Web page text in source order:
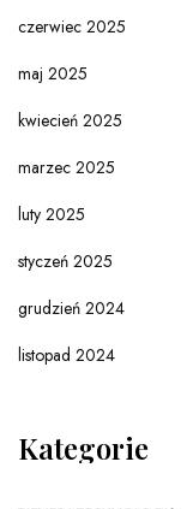
czerwiec 2025
maj 2025
kwiecień 2025
marzec 2025
luty 2025
styczeń 2025
grudzień 2024
listopad 2024
Kategorie